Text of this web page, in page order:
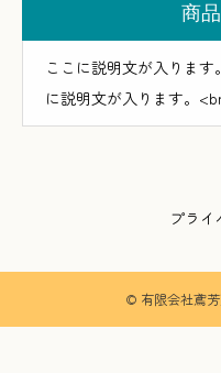
商
ここに説明文が入りま
に説明文が入ります。
こに説明文が入ります。
プライ
© 有限会社鳶芳